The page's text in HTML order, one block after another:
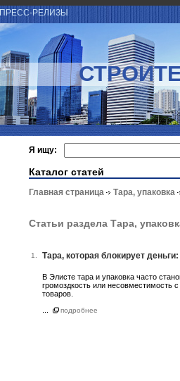
ПРЕСС-РЕЛИЗЫ
Я ищу:
Каталог статей
Главная страница Тара, упаковка
Статьи раздела Тара,
1. Тара, которая блокирует
В Элисте тара и упаковка часто
громоздкость или несовместимость
товаров.
подробнее